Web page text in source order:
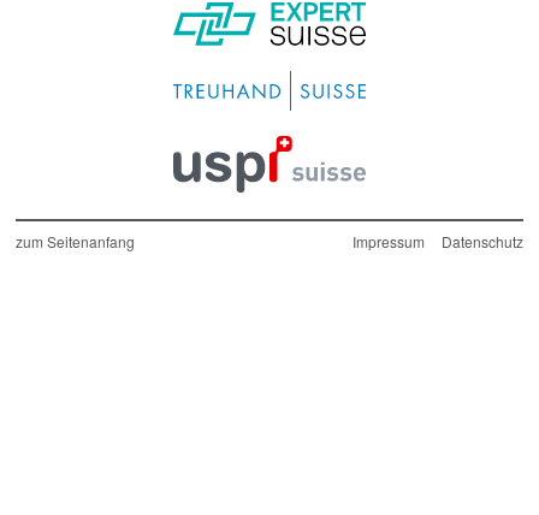
Footer
zum Seitenanfang Impressum Datenschutz